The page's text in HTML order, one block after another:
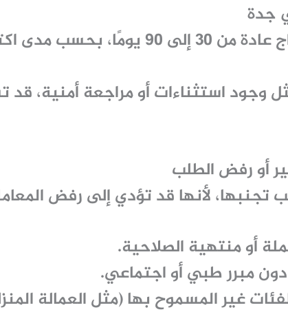
جدة
عادة من 30 إلى 90 يومًا
، بحسب مدى
وجود استثناءات أو مراجعة أمنية، قد
أو رفض الطلب
لأنها قد تؤدي إلى رفض
أو منتهية الصلاحية.
مبرر طبي أو اجتماعي.
غير المسموح بها (مثل العمالة